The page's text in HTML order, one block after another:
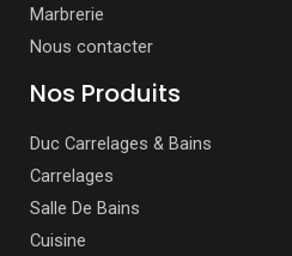
Marbrerie
Nous contacter
Nos Produits
Duc Carrelages & Bains
Carrelages
Salle De Bains
Cuisine